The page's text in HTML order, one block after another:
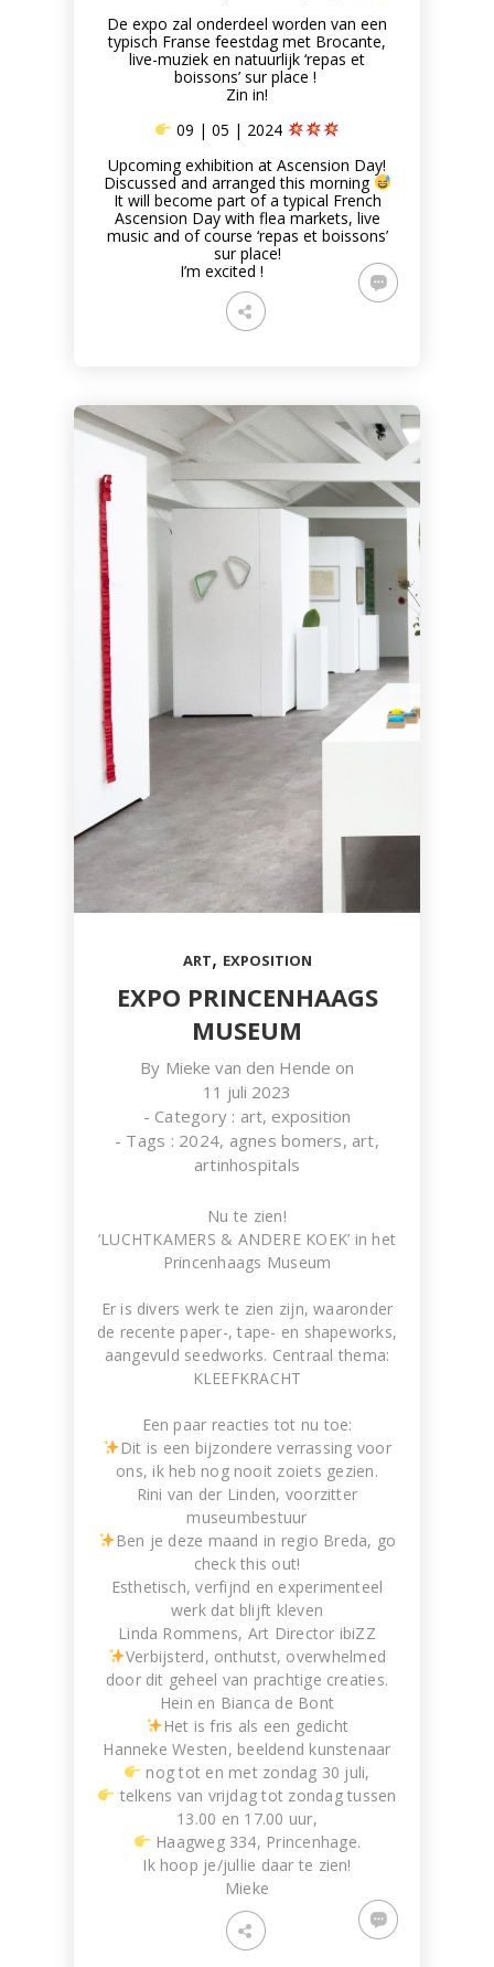
De expo zal onderdeel worden van een
typisch Franse feestdag met Brocante,
live-muziek en natuurlijk ‘repas et
boissons’ sur place !
Zin in!
09 | 05 | 2024
Upcoming exhibition at Ascension Day!
Discussed and arranged this morning
It will become part of a typical French
Ascension Day with flea markets, live
music and of course ‘repas et boissons’
sur place!
I’m excited !
ART, EXPOSITION
EXPO PRINCENHAAGS
MUSEUM
By Mieke van den Hende on
11 juli 2023
- Category : art, exposition
- Tags : 2024, agnes bomers, art,
artinhospitals
Nu te zien!
‘LUCHTKAMERS & ANDERE KOEK’ in het
Princenhaags Museum
Er is divers werk te zien zijn, waaronder
de recente paper-, tape- en shapeworks,
aangevuld seedworks. Centraal thema:
KLEEFKRACHT
Een paar reacties tot nu toe:
Dit is een bijzondere verrassing voor
ons, ik heb nog nooit zoiets gezien.
Rini van der Linden, voorzitter
museumbestuur
Ben je deze maand in regio Breda, go
check this out!
Esthetisch, verfijnd en experimenteel
werk dat blijft kleven
Linda Rommens, Art Director ibiZZ
Verbijsterd, onthutst, overwhelmed
door dit geheel van prachtige creaties.
Hein en Bianca de Bont
Het is fris als een gedicht
Hanneke Westen, beeldend kunstenaar
nog tot en met zondag 30 juli,
telkens van vrijdag tot zondag tussen
13.00 en 17.00 uur,
Haagweg 334, Princenhage.
​Ik hoop je/jullie daar te zien!
Mieke